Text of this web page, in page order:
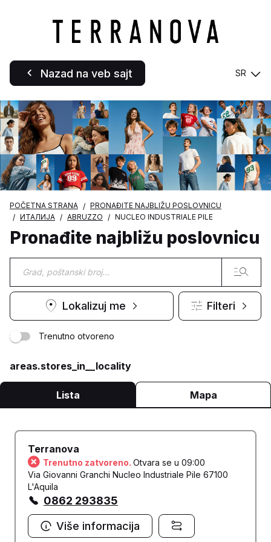
Nazad na veb sajt SR
POČETNA STRANA
PRONAĐITE NAJBLIŽU POSLOVNICU
ИТАЛИЈА
ABRUZZO NUCLEO INDUSTRIALE PILE
Pronađite najbližu poslovnicu
Lokalizuj me Filteri
Trenutno otvoreno
areas.stores_in__locality
Lista Mapa
Terranova
Trenutno zatvoreno. Otvara se u 09:00
Via Giovanni Granchi Nucleo Industriale Pile 67100
L'Aquila
0862 293835
Više informacija